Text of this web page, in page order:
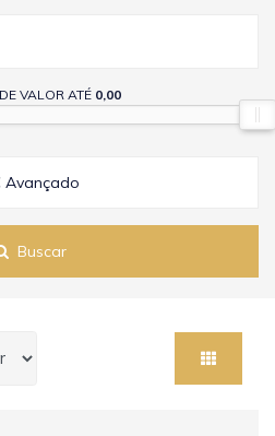
VALOR ATÉ 0,00
Avançado
Buscar